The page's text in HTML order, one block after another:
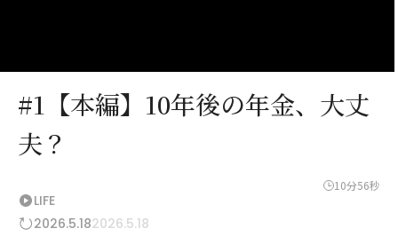
#1【本編】10年後の年金、大丈
夫？
10分56秒
LIFE
2026.5.182026.5.18